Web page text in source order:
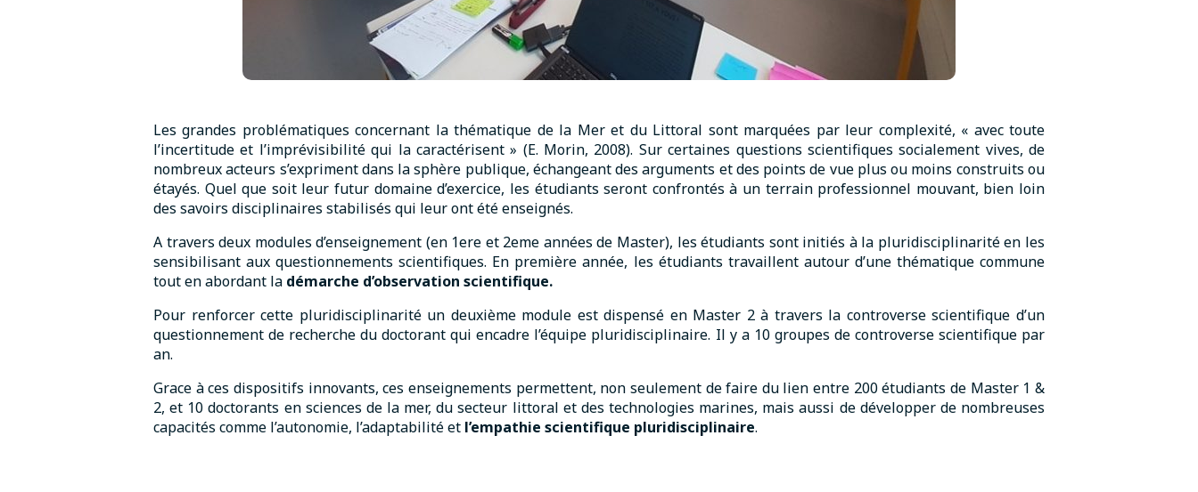
Les grandes problématiques concernant la thématique de la Mer et du Littoral sont marquées par leur complexité, « avec toute
l’incertitude et l’imprévisibilité qui la caractérisent » (E. Morin, 2008). Sur certaines questions scientifiques socialement vives, de
nombreux acteurs s’expriment dans la sphère publique, échangeant des arguments et des points de vue plus ou moins construits ou
étayés. Quel que soit leur futur domaine d’exercice, les étudiants seront confrontés à un terrain professionnel mouvant, bien loin
des savoirs disciplinaires stabilisés qui leur ont été enseignés.
A travers deux modules d’enseignement (en 1ere et 2eme années de Master), les étudiants sont initiés à la pluridisciplinarité en les
sensibilisant aux questionnements scientifiques. En première année, les étudiants travaillent autour d’une thématique commune
tout en abordant la démarche d’observation scientifique.
Pour renforcer cette pluridisciplinarité un deuxième module est dispensé en Master 2 à travers la controverse scientifique d’un
questionnement de recherche du doctorant qui encadre l’équipe pluridisciplinaire. Il y a 10 groupes de controverse scientifique par
an.
Grace à ces dispositifs innovants, ces enseignements permettent, non seulement de faire du lien entre 200 étudiants de Master 1 &
2, et 10 doctorants en sciences de la mer, du secteur littoral et des technologies marines, mais aussi de développer de nombreuses
capacités comme l’autonomie, l’adaptabilité et l’empathie scientifique pluridisciplinaire.